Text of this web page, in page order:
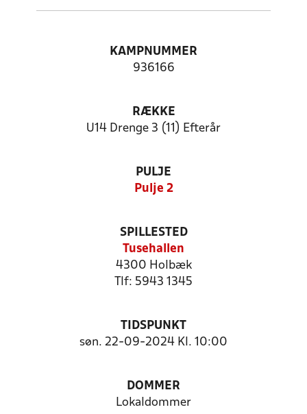
KAMPNUMMER
936166
RÆKKE
U14 Drenge 3 (11) Efterår
PULJE
Pulje 2
SPILLESTED
Tusehallen
4300 Holbæk
Tlf: 5943 1345
TIDSPUNKT
søn. 22-09-2024 Kl. 10:00
DOMMER
Lokaldommer